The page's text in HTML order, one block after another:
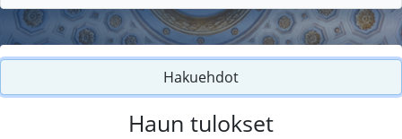
Hakuehdot
Haun tulokset